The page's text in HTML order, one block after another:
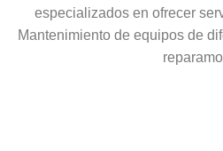
especializados en ofrecer
Mantenimiento de equipos de